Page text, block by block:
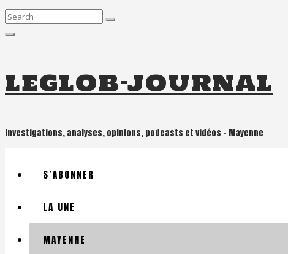
Search
leglob-journal
Investigations, analyses, opinions, podcasts et vidéos – Mayenne
S’ABONNER
LA UNE
MAYENNE